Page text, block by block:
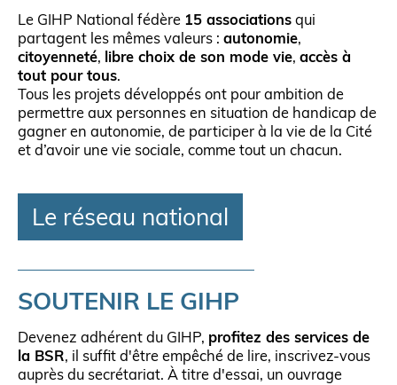
Le GIHP National fédère 15 associations qui
partagent les mêmes valeurs : autonomie,
citoyenneté, libre choix de son mode vie, accès à
tout pour tous.
Tous les projets développés ont pour ambition de
permettre aux personnes en situation de handicap de
gagner en autonomie, de participer à la vie de la Cité
et d’avoir une vie sociale, comme tout un chacun.
Le réseau national
SOUTENIR LE GIHP
Devenez adhérent du GIHP, profitez des services de
la BSR, il suffit d'être empêché de lire, inscrivez-vous
auprès du secrétariat. À titre d'essai, un ouvrage